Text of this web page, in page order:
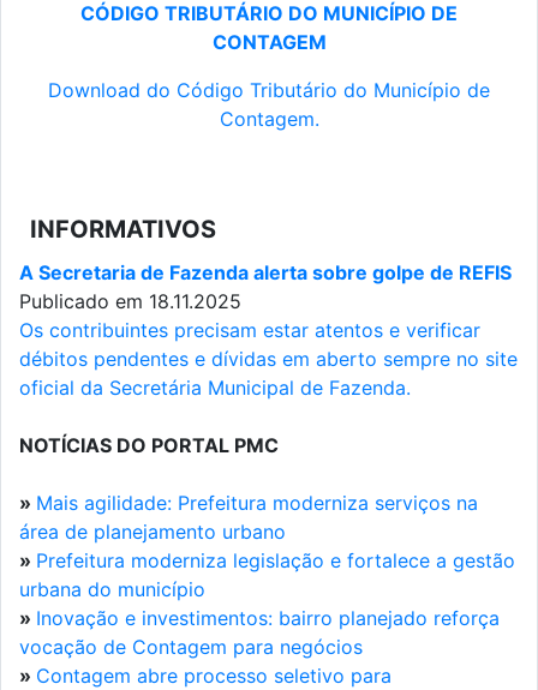
CÓDIGO TRIBUTÁRIO DO MUNICÍPIO DE
CONTAGEM
Download do Código Tributário do Município de
Contagem.
INFORMATIVOS
A Secretaria de Fazenda alerta sobre golpe de REFIS
Publicado em 18.11.2025
Os contribuintes precisam estar atentos e verificar
débitos pendentes e dívidas em aberto sempre no site
oficial da Secretária Municipal de Fazenda.
NOTÍCIAS DO PORTAL PMC
» Mais agilidade: Prefeitura moderniza serviços na
área de planejamento urbano
» Prefeitura moderniza legislação e fortalece a gestão
urbana do município
» Inovação e investimentos: bairro planejado reforça
vocação de Contagem para negócios
» Contagem abre processo seletivo para